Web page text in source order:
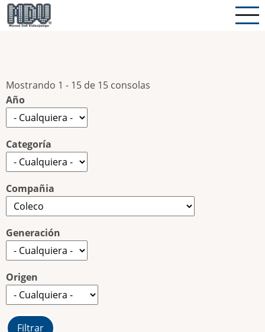
Pasar
al
Mostrando 1 - 15 de 15 consolas
Año
Categoría
Compañia
Generación
Origen